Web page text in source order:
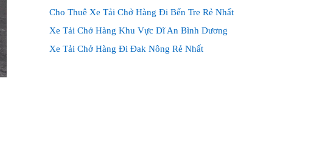
Cho Thuê Xe Tải Chở Hàng Đi Bến Tre Rẻ Nhất
Xe Tải Chở Hàng Khu Vực Dĩ An Bình Dương
Xe Tải Chở Hàng Đi Đak Nông Rẻ Nhất